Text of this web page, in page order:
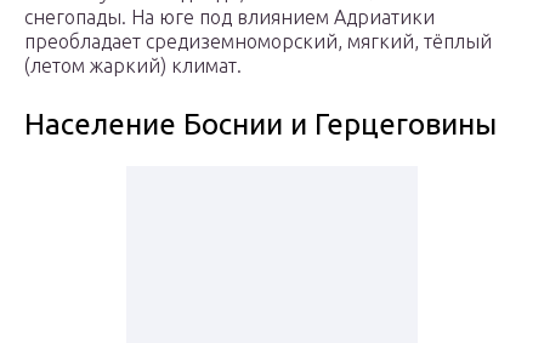
снегопады. На юге под влиянием Адриатики
преобладает средиземноморский, мягкий, тёплый
(летом жаркий) климат.
Население Боснии и Герцеговины